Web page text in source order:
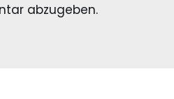
abzugeben.